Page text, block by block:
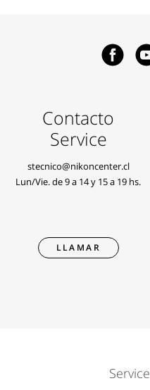
Contacto
Service
stecnico@nikoncenter.cl
Lun/Vie. de 9 a 14 y 15 a 19 hs.
LLAMAR
Service